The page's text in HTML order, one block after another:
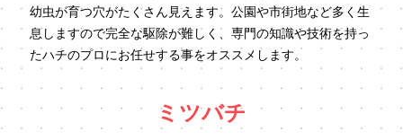
幼虫が育つ穴がたくさん見えます。公園や市街地など多く生
息しますので完全な駆除が難しく、専門の知識や技術を持っ
たハチのプロにお任せする事をオススメします。
ミツバチ